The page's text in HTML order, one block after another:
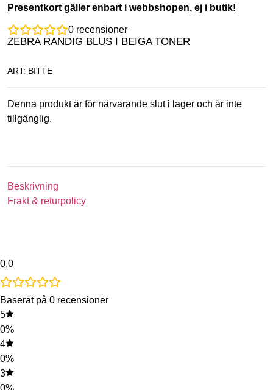
Presentkort gäller enbart i webbshopen, ej i butik!
0 recensioner
ZEBRA RANDIG BLUS I BEIGA TONER
ART: BITTE
Denna produkt är för närvarande slut i lager och är inte
tillgänglig.
Beskrivning
Frakt & returpolicy
0,0
Baserat på 0 recensioner
5
0%
4
0%
3